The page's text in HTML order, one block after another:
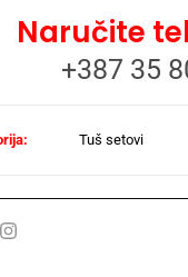
Naručite
+387 35
Tuš setovi